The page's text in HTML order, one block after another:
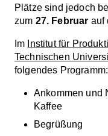
Plätze sind jedoch
zum 27. Februar auf
Im Institut für
Technischen
folgendes Programm:
Ankommen und
Kaffee
Begrüßung